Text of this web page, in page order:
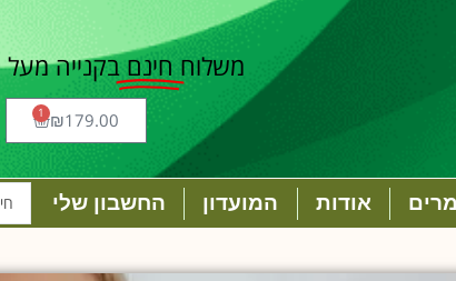
משלוח חינם בקנייה מעל 400 ש"ח
₪179.00
1
אודות המועדון החשבון שלי